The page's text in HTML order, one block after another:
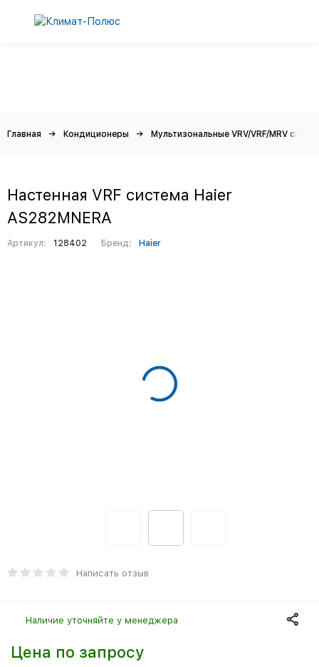
Главная Кондиционеры Мультизональные VRV/VRF/MRV
Настенная VRF система Haier
AS282MNERA
Артикул: 128402 Бренд: Haier
Написать отзыв
Наличие уточняйте у менеджера
Цена по запросу